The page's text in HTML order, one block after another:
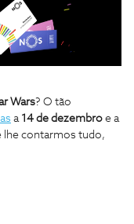
Wars? O tão
a 14 de dezembro e a
lhe contarmos tudo,